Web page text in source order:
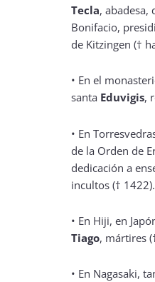
Tecla, abadesa,
Bonifacio,
de Kitzingen (†
• En el
santa Eduvigis,
• En
de la Orden de
dedicación a
incultos († 1422).
• En Hiji, en
Tiago, mártires
• En Nagasaki,